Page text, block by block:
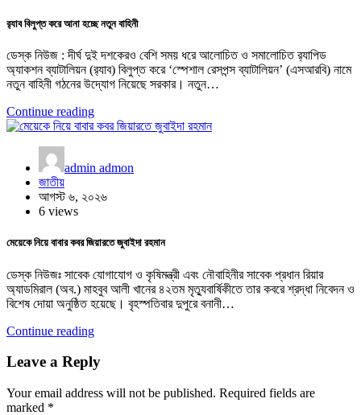
র‍্যাব বিলুপ্ত করে আনা হচ্ছে নতুন বাহিনী
ডেস্ক নিউজ : দীর্ঘ দুই দশকেরও বেশি সময় ধরে আলোচিত ও সমালোচিত র‍্যাপিড
অ্যাকশন ব্যাটালিয়ন (র‍্যাব) বিলুপ্ত করে ‘স্পেশাল রেসপন্স ব্যাটালিয়ন’ (এসআরবি) নামে
নতুন বাহিনী গঠনের উদ্যোগ নিয়েছে সরকার। নতুন…
Continue reading
admin admon
জাতীয়
আগস্ট ৬, ২০২৬
6 views
মেয়েকে নিয়ে বাবার কবর জিয়ারতে জুবাইদা রহমান
ডেস্ক নিউজঃ সাবেক যোগাযোগ ও কৃষিমন্ত্রী এবং নৌবাহিনীর সাবেক প্রধান রিয়ার
অ্যাডমিরাল (অব.) মাহবুব আলী খানের ৪২তম মৃত্যুবার্ষিকীতে তার কবরে শ্রদ্ধা নিবেদন ও
বিশেষ দোয়া অনুষ্ঠিত হয়েছে। বৃহস্পতিবার দুপুরে বনানী…
Continue reading
Leave a Reply
Your email address will not be published. Required fields are
marked *